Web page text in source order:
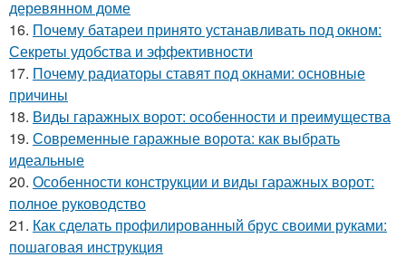
деревянном доме
16. Почему батареи принято устанавливать под окном:
Секреты удобства и эффективности
17. Почему радиаторы ставят под окнами: основные
причины
18. Виды гаражных ворот: особенности и преимущества
19. Современные гаражные ворота: как выбрать
идеальные
20. Особенности конструкции и виды гаражных ворот:
полное руководство
21. Как сделать профилированный брус своими руками:
пошаговая инструкция